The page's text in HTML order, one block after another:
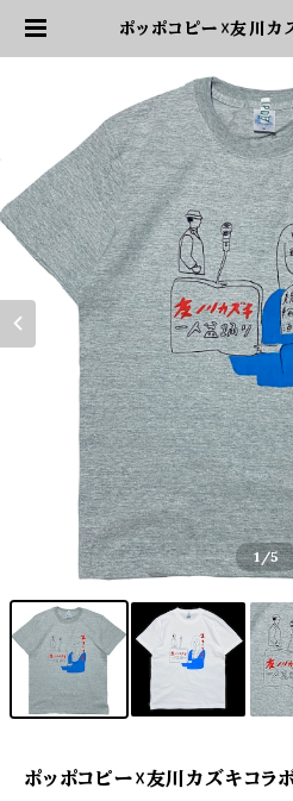
ポッポコピー☓友川カ
1/5
ポッポコピー☓友川カズキコラ